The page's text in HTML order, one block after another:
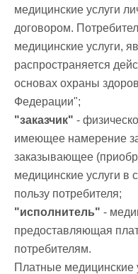
медицинские услуги
договором.
медицинские услуги,
распространяется
основах охраны
Федерации";
"заказчик" -
имеющее намерение
заказывающее
медицинские услуги в
пользу потребителя;
"исполнитель" -
предоставляющая
потребителям.
Платные медицинские